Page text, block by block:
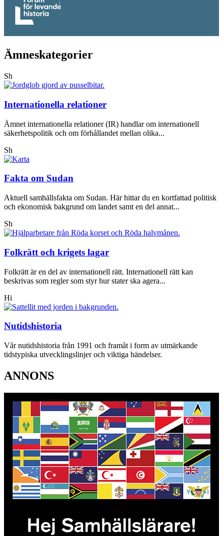
Ämneskategorier
Sh
Internationella relationer
Ämnet internationella relationer (IR) handlar om internationell
säkerhetspolitik och om förhållandet mellan olika...
Sh
Fakta om Sudan
Aktuell samhällsfakta om Sudan. Här hittar du en kortfattad politisk
och ekonomisk bakgrund om landet samt en del annat...
Sh
Folkrätt och krigets lagar
Folkrätt är en del av internationell rätt. Internationell rätt kan
beskrivas som regler som styr hur stater ska agera...
Hi
Nutidshistoria
Vår nutidshistoria från 1991 och framåt i form av utmärkande
tidstypiska utvecklingslinjer och viktiga händelser.
ANNONS